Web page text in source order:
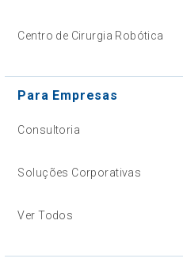
Centro de Cirurgia Robótica
Para Empresas
Consultoria
Soluções Corporativas
Ver Todos